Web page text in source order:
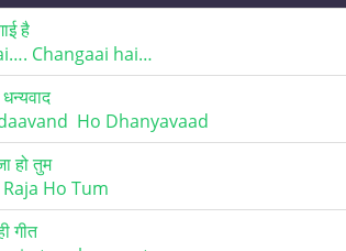
है
Changaai hai…
Ho Dhanyavaad
हो तुम
Ho Tum
गीत